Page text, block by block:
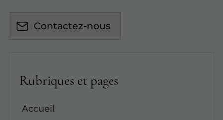
Contactez-nous
Rubriques et pages
Accueil